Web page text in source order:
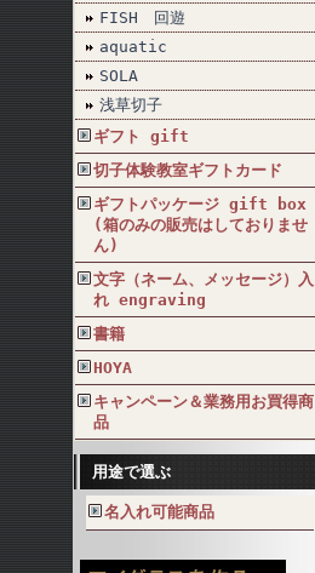
FISH 回遊
aquatic
SOLA
浅草切子
ギフト gift
切子体験教室ギフトカード
ギフトパッケージ gift box
(箱のみの販売はしておりませ
ん)
文字（ネーム、メッセージ）入
れ engraving
書籍
HOYA
キャンペーン＆業務用お買得商
品
用途で選ぶ
名入れ可能商品